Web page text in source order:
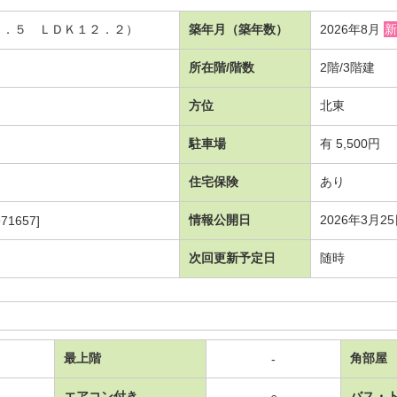
５ ＬＤＫ１２．２） 築年月（築年数） 2026年8月
所在階/階数 2階/3階建
方位 北東
駐車場 有 5,500円
住宅保険 あり
情報公開日 2026年3月25
次回更新予定日 随時
最上階 - 角部屋